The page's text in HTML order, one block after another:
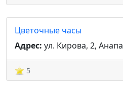
Цветочные часы
Адрес: ул. Кирова, 2, Анапа
5